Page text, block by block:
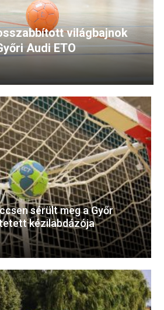
világbajnok
Audi ETO
sérült meg a Győr
kézilabdázója